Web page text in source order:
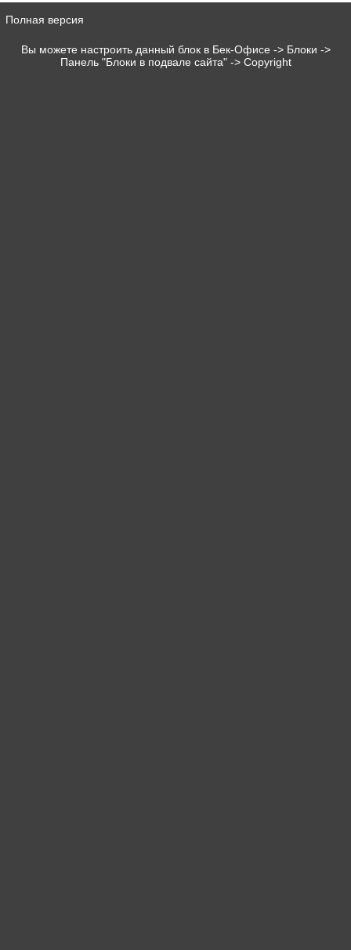
Полная версия
Вы можете настроить данный блок в Бек-Офисе -> Блоки ->
Панель "Блоки в подвале сайта" -> Copyright